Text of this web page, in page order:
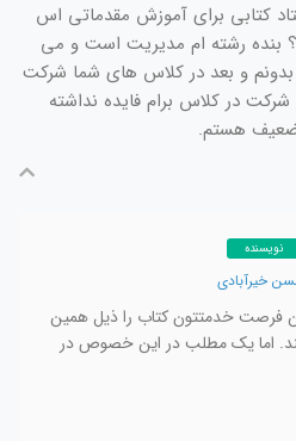
کتابی برای آموزش مقدماتی اس
بنده رشته ام مدیریت است و می
و بعد در کلاس های شما شرکت
در کلاس برام فایده نداشته
ضعیف هستم.
نویسنده
خیرآبادی
فرصت خدمتتون کتاب را ذیل همین
اما یک مطلب در این خصوص در